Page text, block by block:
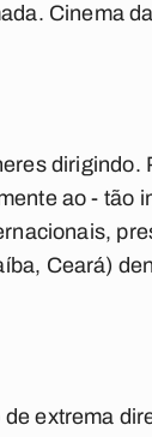
Cinema
ao - tão
Ceará)
extrema